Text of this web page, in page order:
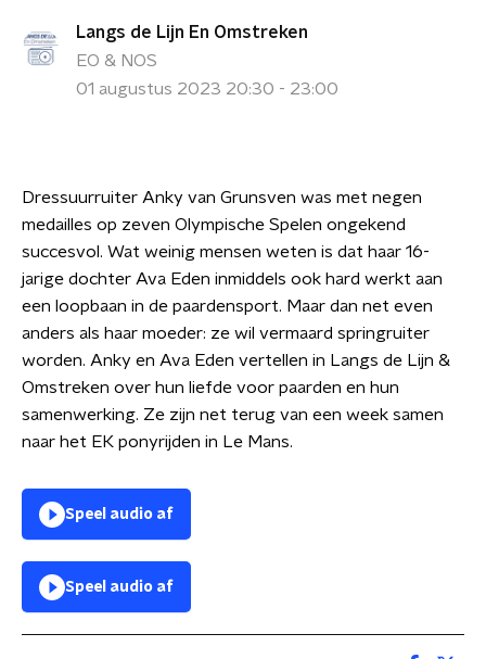
Langs de Lijn En Omstreken
EO & NOS
01 augustus 2023 20:30 - 23:00
Dressuurruiter Anky van Grunsven was met negen
medailles op zeven Olympische Spelen ongekend
succesvol. Wat weinig mensen weten is dat haar 16-
jarige dochter Ava Eden inmiddels ook hard werkt aan
een loopbaan in de paardensport. Maar dan net even
anders als haar moeder: ze wil vermaard springruiter
worden. Anky en Ava Eden vertellen in Langs de Lijn &
Omstreken over hun liefde voor paarden en hun
samenwerking. Ze zijn net terug van een week samen
naar het EK ponyrijden in Le Mans.
Speel audio af
Speel audio af